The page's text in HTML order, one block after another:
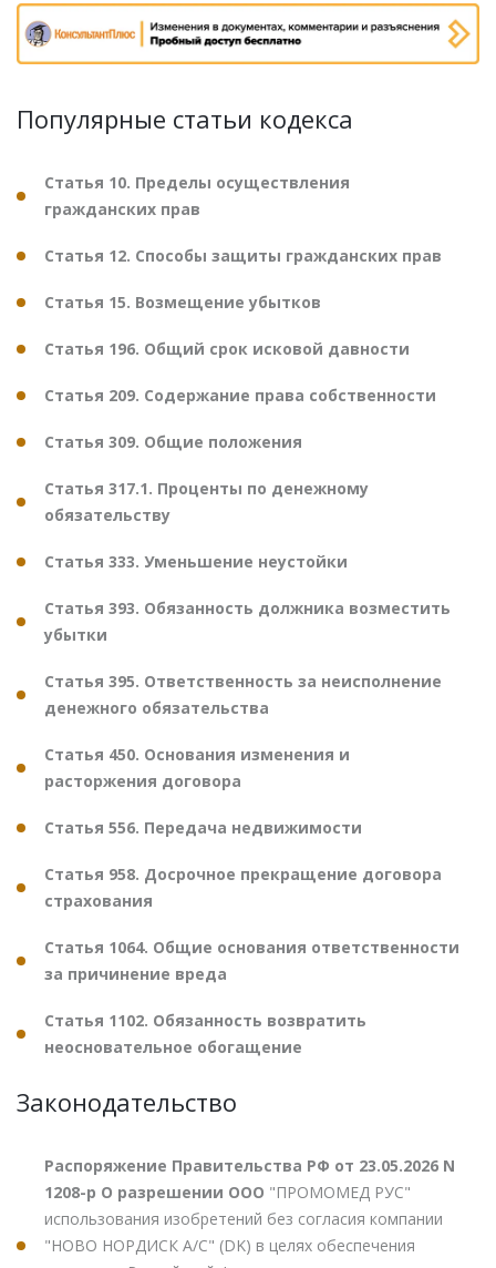
Популярные статьи кодекса
Статья 10. Пределы осуществления
гражданских прав
Статья 12. Способы защиты гражданских прав
Статья 15. Возмещение убытков
Статья 196. Общий срок исковой давности
Статья 209. Содержание права собственности
Статья 309. Общие положения
Статья 317.1. Проценты по денежному
обязательству
Статья 333. Уменьшение неустойки
Статья 393. Обязанность должника возместить
убытки
Статья 395. Ответственность за неисполнение
денежного обязательства
Статья 450. Основания изменения и
расторжения договора
Статья 556. Передача недвижимости
Статья 958. Досрочное прекращение договора
страхования
Статья 1064. Общие основания ответственности
за причинение вреда
Статья 1102. Обязанность возвратить
неосновательное обогащение
Законодательство
Распоряжение Правительства РФ от 23.05.2026 N
1208-р О разрешении ООО "ПРОМОМЕД РУС"
использования изобретений без согласия компании
"НОВО НОРДИСК А/С" (DK) в целях обеспечения